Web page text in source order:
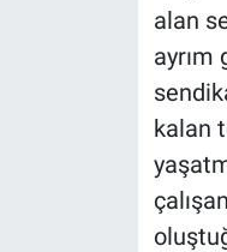
alan
ayrım
kalan